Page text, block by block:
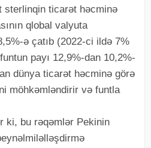
sterlinqin ticarət həcminə
qlobal valyuta
ə çatıb (2022-ci ildə 7%
payı 12,9%-dan 10,2%-
dünya ticarət həcminə görə
möhkəmləndirir və funtla
ki, bu rəqəmlər Pekinin